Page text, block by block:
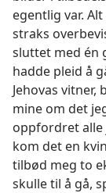
egentlig var.
straks
sluttet med én
hadde pleid å
Jehovas vitner,
mine om det
oppfordret alle
kom det en
tilbød meg to
skulle til å gå,